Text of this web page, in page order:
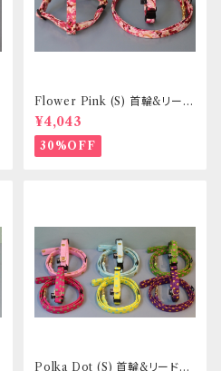
Flower Pink (S) 首輪&リード
セット _ 小型犬・小柄な中型犬
向き _ フントヒュッテオリジナル
¥4,043
30%OFF
Polka Dot (S) 首輪&リードセ